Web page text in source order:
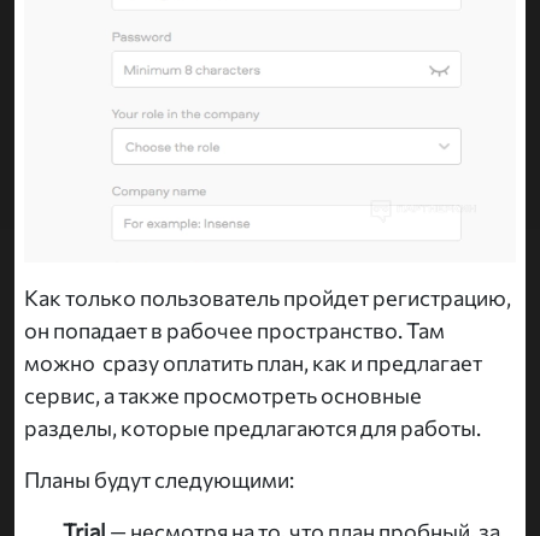
Как только пользователь пройдет регистрацию,
он попадает в рабочее пространство. Там
можно сразу оплатить план, как и предлагает
сервис, а также просмотреть основные
разделы, которые предлагаются для работы.
Планы будут следующими: